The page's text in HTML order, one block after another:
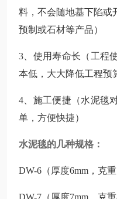
料，不会随地基下陷或
预制或石材等产品）
3、使用寿命长（工程
本低，大大降低工程预
4、施工便捷（水泥毯
单，方便快捷）
水泥毯的几种规格：
DW-6（厚度6mm，克重
DW-7（厚度7mm，克重